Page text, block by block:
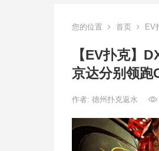
您的位置 首页 EV
【EV扑克】
京达分别领跑
作者: 德州扑克返水